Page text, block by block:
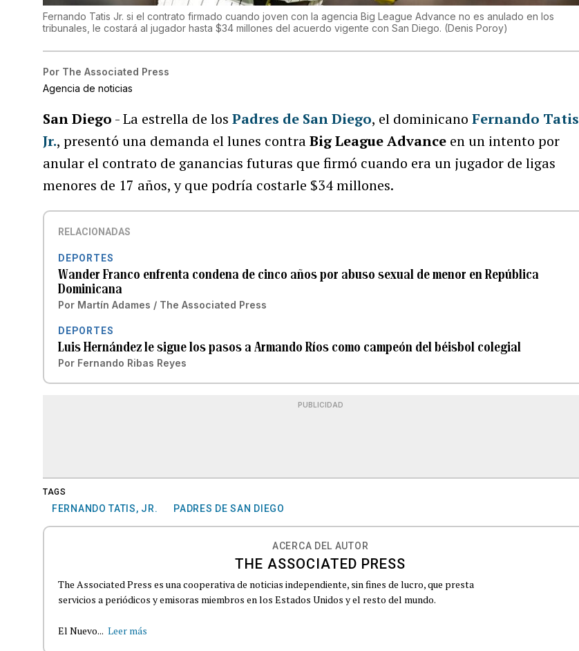
Fernando Tatis Jr. si el contrato firmado cuando joven con la agencia Big League Advance no es anulado en los
tribunales, le costará al jugador hasta $34 millones del acuerdo vigente con San Diego. (Denis Poroy)
Por The Associated Press
Agencia de noticias
San Diego - La estrella de losPadres de San Diego, el dominicanoFernando Tatis
Jr., presentó una demanda el lunes contraBig League Advance en un intento por
anular el contrato de ganancias futuras que firmó cuando era un jugador de ligas
menores de 17 años, y que podría costarle $34 millones.
RELACIONADAS
DEPORTES
Wander Franco enfrenta condena de cinco años por abuso sexual de menor en República
Dominicana
Por Martín Adames / The Associated Press
DEPORTES
Luis Hernández le sigue los pasos a Armando Ríos como campeón del béisbol colegial
Por Fernando Ribas Reyes
PUBLICIDAD
TAGS
FERNANDO TATIS, JR. PADRES DE SAN DIEGO
ACERCA DEL AUTOR
THE ASSOCIATED PRESS
The Associated Press es una cooperativa de noticias independiente, sin fines de lucro, que presta
servicios a periódicos y emisoras miembros en los Estados Unidos y el resto del mundo.
El Nuevo... Leer más